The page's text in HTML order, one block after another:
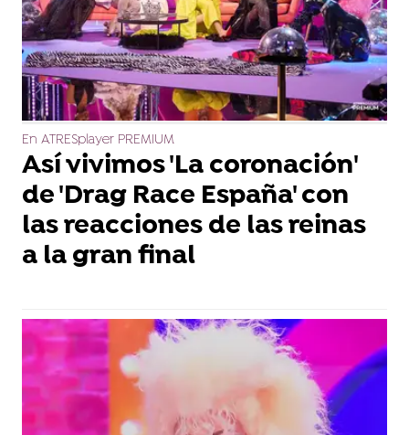
En ATRESplayer PREMIUM
Así vivimos 'La coronación'
de 'Drag Race España' con
las reacciones de las reinas
a la gran final